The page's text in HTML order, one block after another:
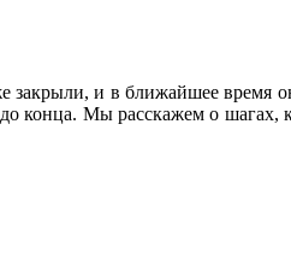
и в ближайшее время
конца. Мы расскажем о шагах,